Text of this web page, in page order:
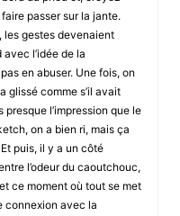
passer sur la jante.
les gestes devenaient
l’idée de la
en abuser. Une fois, on
glissé comme s’il avait
presque l’impression que le
on a bien ri, mais ça
puis, il y a un côté
l’odeur du caoutchouc,
ce moment où tout se met
connexion avec la